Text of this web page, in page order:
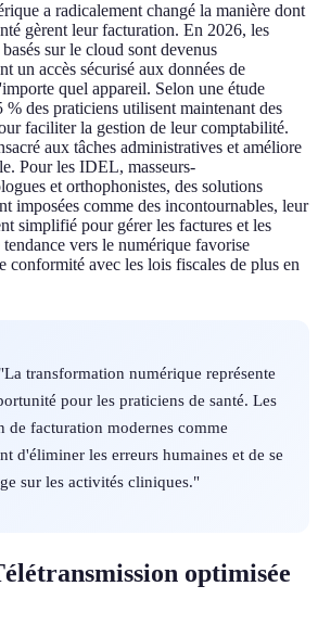
a radicalement changé la manière dont
gèrent leur facturation. En 2026, les
sur le cloud sont devenus
un accès sécurisé aux données de
quel appareil. Selon une étude
% des praticiens utilisent maintenant des
faciliter la gestion de leur comptabilité.
aux tâches administratives et améliore
Pour les IDEL, masseurs-
et orthophonistes, des solutions
imposées comme des incontournables, leur
simplifié pour gérer les factures et les
vers le numérique favorise
conformité avec les lois fiscales de plus en
"La transformation numérique représente
pour les praticiens de santé. Les
de facturation modernes comme
d'éliminer les erreurs humaines et de se
sur les activités cliniques."
optimisée